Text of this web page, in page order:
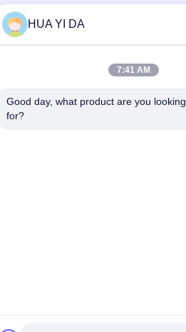
diamètre de
de
de ressort
HUA YI DA
7:41 AM
Good day, what product are you looking
for?